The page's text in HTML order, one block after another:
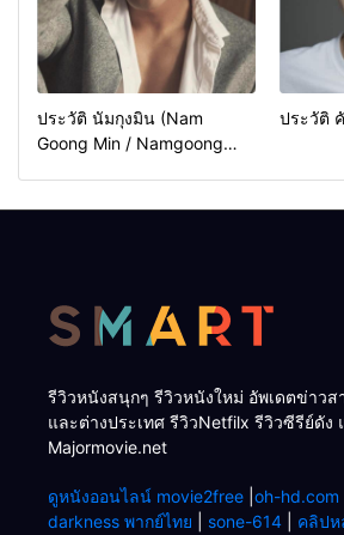
ประวัติ นัมกุงมิน (Nam
Goong Min / Namgoong
ประวัติ
รีวิวหนังสนุกๆ รีวิวหนังใหม่ อัพเดตข่าวส
และต่างประเทศ รีวิวNetfilx รีวิวซีรีย์ดั
Majormovie.net
ดูหนังออนไลน์ movie2free oh-hd.com
darkness พากย์ไทย
sone-614 คลิปห